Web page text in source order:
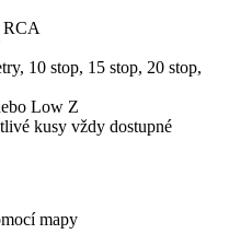
RCA
10 stop, 15 stop, 20 stop,
Low Z
kusy vždy dostupné
mapy